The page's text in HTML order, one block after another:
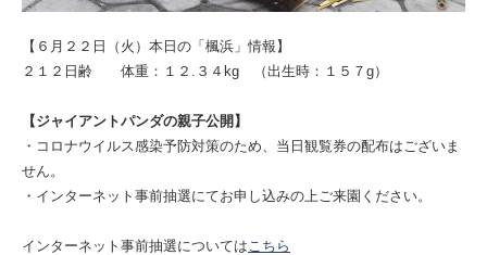
【６月２２日（火）本日の「楓浜」情報】
２１２日齢 体重：１２.３４kg （出生時：１５７g）
【ジャイアントパンダの親子公開】
・コロナウイルス感染予防対策のため、当日観覧券の配布はございま
せん。
・インターネット事前抽選にてお申し込みの上ご来園ください。
インターネット事前抽選については こちら